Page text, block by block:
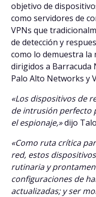
objetivo de
como servidores de
VPNs que
de detección y
como lo demuestra la
dirigidos a Barracuda
Palo Alto Networks y
«Los dispositivos de
de intrusión perfecto
el espionaje,»dijo
«Como ruta crítica
red, estos
rutinaria y
configuraciones de
actualizadas; y ser